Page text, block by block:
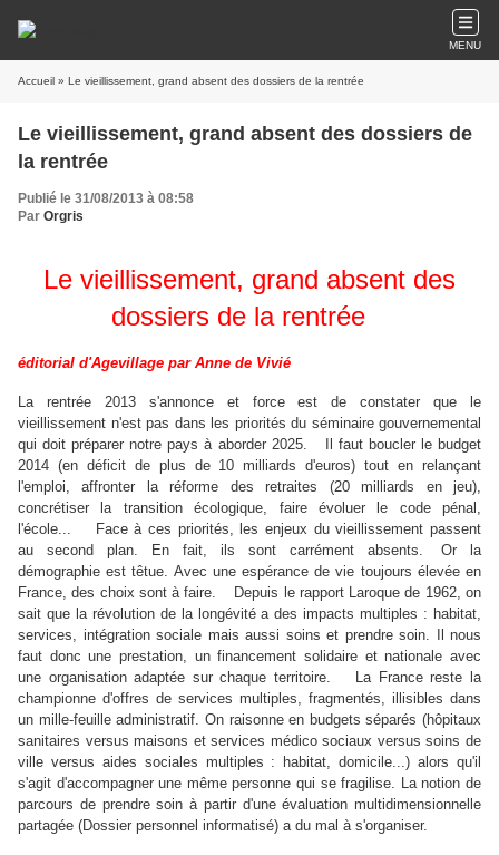
MENU
Accueil » Le vieillissement, grand absent des dossiers de la rentrée
Le vieillissement, grand absent des dossiers de
la rentrée
Publié le 31/08/2013 à 08:58
Par Orgris
Le vieillissement, grand absent des
dossiers de la rentrée
éditorial d'Agevillage par Anne de Vivié
La rentrée 2013 s'annonce et force est de constater que le
vieillissement n'est pas dans les priorités du séminaire gouvernemental
qui doit préparer notre pays à aborder 2025. Il faut boucler le budget
2014 (en déficit de plus de 10 milliards d'euros) tout en relançant
l'emploi, affronter la réforme des retraites (20 milliards en jeu),
concrétiser la transition écologique, faire évoluer le code pénal,
l'école... Face à ces priorités, les enjeux du vieillissement passent
au second plan. En fait, ils sont carrément absents. Or la
démographie est têtue. Avec une espérance de vie toujours élevée en
France, des choix sont à faire. Depuis le rapport Laroque de 1962, on
sait que la révolution de la longévité a des impacts multiples : habitat,
services, intégration sociale mais aussi soins et prendre soin. Il nous
faut donc une prestation, un financement solidaire et nationale avec
une organisation adaptée sur chaque territoire. La France reste la
championne d'offres de services multiples, fragmentés, illisibles dans
un mille-feuille administratif. On raisonne en budgets séparés (hôpitaux
sanitaires versus maisons et services médico sociaux versus soins de
ville versus aides sociales multiples : habitat, domicile...) alors qu'il
s'agit d'accompagner une même personne qui se fragilise. La notion de
parcours de prendre soin à partir d'une évaluation multidimensionnelle
partagée (Dossier personnel informatisé) a du mal à s'organiser.